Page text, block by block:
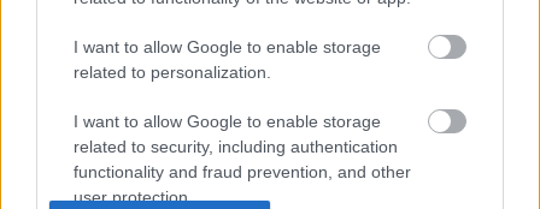
I want to allow Google to enable storage
related to personalization.
I want to allow Google to enable storage
related to security, including authentication
functionality and fraud prevention, and other
user protection.
Forrás: Centrál Színház